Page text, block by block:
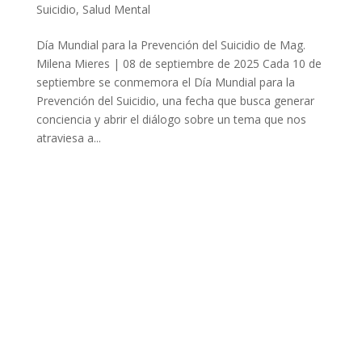
Suicidio, Salud Mental
Día Mundial para la Prevención del Suicidio de Mag.
Milena Mieres | 08 de septiembre de 2025 Cada 10 de
septiembre se conmemora el Día Mundial para la
Prevención del Suicidio, una fecha que busca generar
conciencia y abrir el diálogo sobre un tema que nos
atraviesa a...